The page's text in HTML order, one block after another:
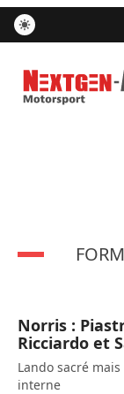
Nextgen-
Norris :
Ricciardo et
Lando sacré
interne